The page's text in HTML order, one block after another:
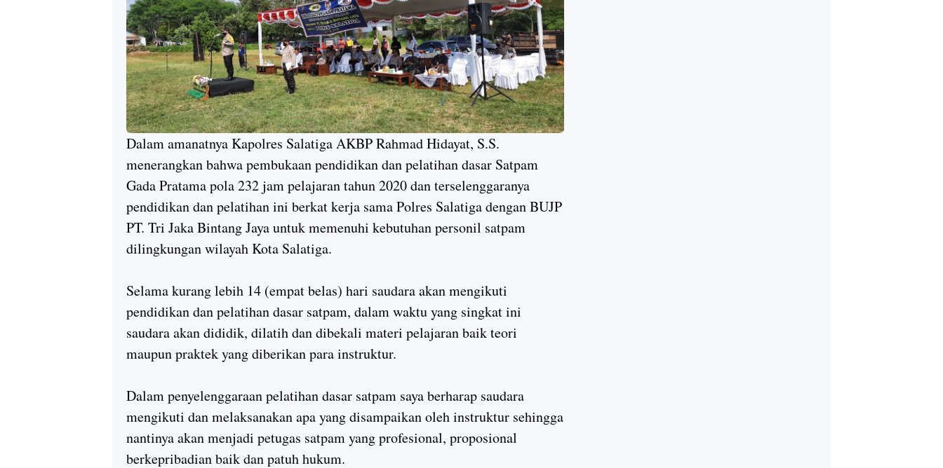
Dalam amanatnya Kapolres Salatiga AKBP Rahmad Hidayat, S.S.
menerangkan bahwa pembukaan pendidikan dan pelatihan dasar Satpam
Gada Pratama pola 232 jam pelajaran tahun 2020 dan terselenggaranya
pendidikan dan pelatihan ini berkat kerja sama Polres Salatiga dengan BUJP
PT. Tri Jaka Bintang Jaya untuk memenuhi kebutuhan personil satpam
dilingkungan wilayah Kota Salatiga.
Selama kurang lebih 14 (empat belas) hari saudara akan mengikuti
pendidikan dan pelatihan dasar satpam, dalam waktu yang singkat ini
saudara akan dididik, dilatih dan dibekali materi pelajaran baik teori
maupun praktek yang diberikan para instruktur.
Dalam penyelenggaraan pelatihan dasar satpam saya berharap saudara
mengikuti dan melaksanakan apa yang disampaikan oleh instruktur sehingga
nantinya akan menjadi petugas satpam yang profesional, proposional
berkepribadian baik dan patuh hukum.